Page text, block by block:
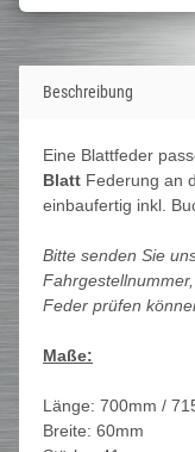
Beschreibung
Eine Blattfeder
Blatt Federung an
einbaufertig inkl.
Bitte senden Sie
Feder prüfen
Maße:
Länge: 700mm /
Breite: 60mm